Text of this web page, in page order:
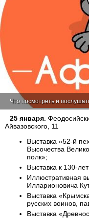
Что посмотреть и
25 января.
Айвазовского, 11
Выставка «52-й
Высочества
полк»;
Выставка к 130-
Иллюстративная
Илларионовича
Выставка
русских воинов,
Выставка